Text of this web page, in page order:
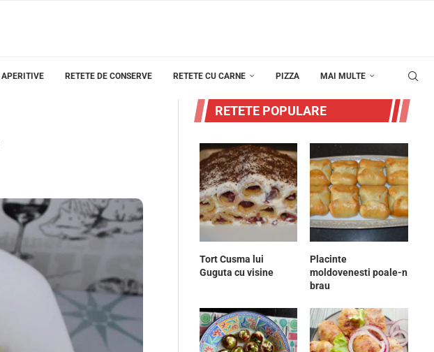
APERITIVE RETETE DE CONSERVE RETETE CU CARNE PIZZA MAI MULTE
RETETE POPULARE
Tort Cusma lui
Guguta cu visine
Placinte
moldovenesti poale-n
brau